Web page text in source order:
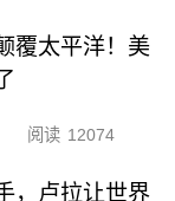
覆太平洋！美
阅读 12074
，卢拉让世界